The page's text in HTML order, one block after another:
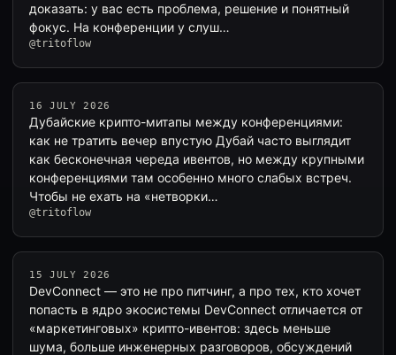
доказать: у вас есть проблема, решение и понятный
фокус. На конференции у слуш…
@tritoflow
16 JULY 2026
Дубайские крипто-митапы между конференциями:
как не тратить вечер впустую Дубай часто выглядит
как бесконечная череда ивентов, но между крупными
конференциями там особенно много слабых встреч.
Чтобы не ехать на «нетворки…
@tritoflow
15 JULY 2026
DevConnect — это не про питчинг, а про тех, кто хочет
попасть в ядро экосистемы DevConnect отличается от
«маркетинговых» крипто-ивентов: здесь меньше
шума, больше инженерных разговоров, обсуждений